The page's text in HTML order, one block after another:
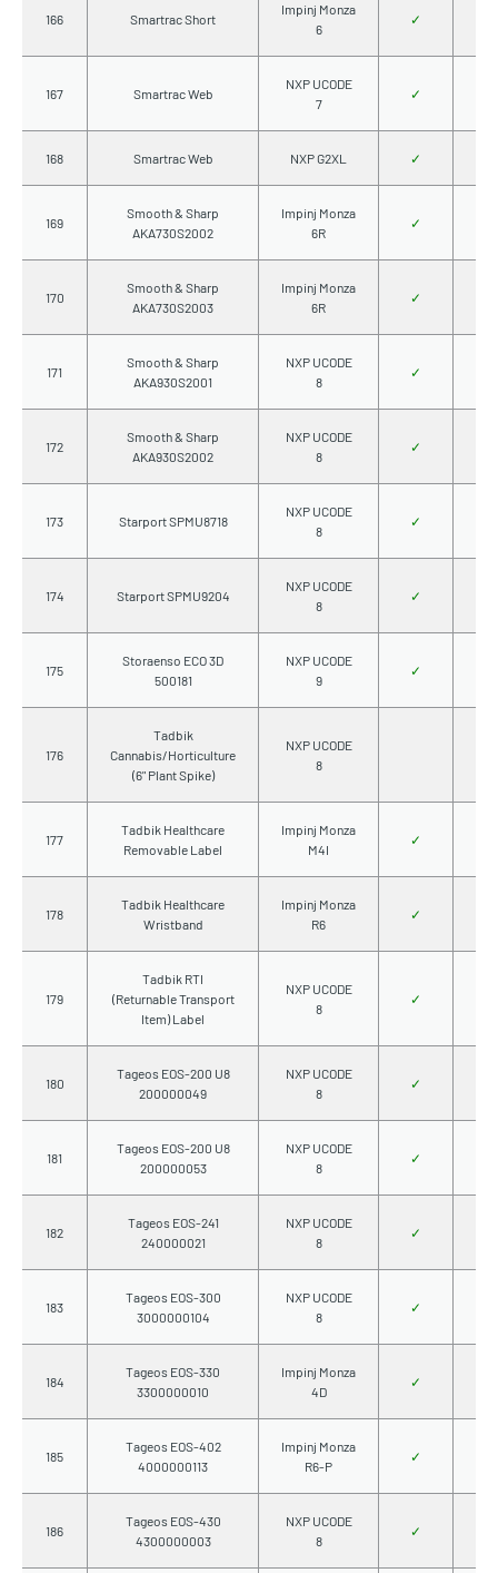
166 Smartrac Short
Impinj Monza
6
✓
167 Smartrac Web
NXP UCODE
7
✓
168 Smartrac Web NXP G2XL ✓
169
Smooth & Sharp
AKA730S2002
Impinj Monza
6R
✓
170
Smooth & Sharp
AKA730S2003
Impinj Monza
6R
✓
171
Smooth & Sharp
AKA930S2001
NXP UCODE
8
✓
172
Smooth & Sharp
AKA930S2002
NXP UCODE
8
✓
173 Starport SPMU8718
NXP UCODE
8
✓
174 Starport SPMU9204
NXP UCODE
8
✓
175
Storaenso ECO 3D
500181
NXP UCODE
9
✓
176
Tadbik
Cannabis/Horticulture
(6" Plant Spike)
NXP UCODE
8
177
Tadbik Healthcare
Removable Label
Impinj Monza
M4I
✓
178
Tadbik Healthcare
Wristband
Impinj Monza
R6
✓
179
Tadbik RTI
(Returnable Transport
Item) Label
NXP UCODE
8
✓
180
Tageos EOS-200 U8
200000049
NXP UCODE
8
✓
181
Tageos EOS-200 U8
200000053
NXP UCODE
8
✓
182
Tageos EOS-241
240000021
NXP UCODE
8
✓
183
Tageos EOS-300
3000000104
NXP UCODE
8
✓
184
Tageos EOS-330
3300000010
Impinj Monza
4D
✓
185
Tageos EOS-402
4000000113
Impinj Monza
R6-P
✓
186
Tageos EOS-430
4300000003
NXP UCODE
8
✓